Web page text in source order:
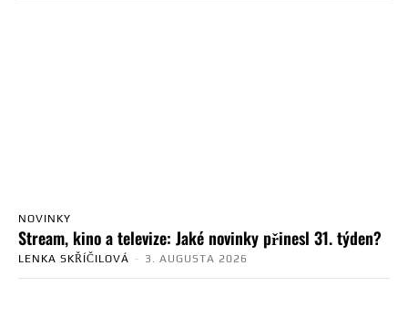
NOVINKY
Stream, kino a televize: Jaké novinky přinesl 31. týden?
LENKA SKŘÍČILOVÁ - 3. AUGUSTA 2026